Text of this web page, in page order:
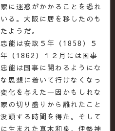
に迷惑がかかることを恐れ
る。大阪に居を移したのも
ようだ。
能は安政５年（1858）５
（1862）１２月には国事
能は国事に関わるようにな
思想に着いて行けなくなっ
化を与えた一因かもしれな
の切り盛りから離れたこと
頭する時間を得た。そして
生まれた真木和泉、伊勢神